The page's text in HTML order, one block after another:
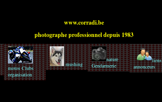
www.corradi.be
photographe professionnel depuis 1983
motos Clubs
organisation
mushing
nature
Gendarmerie
liens
annonceurs